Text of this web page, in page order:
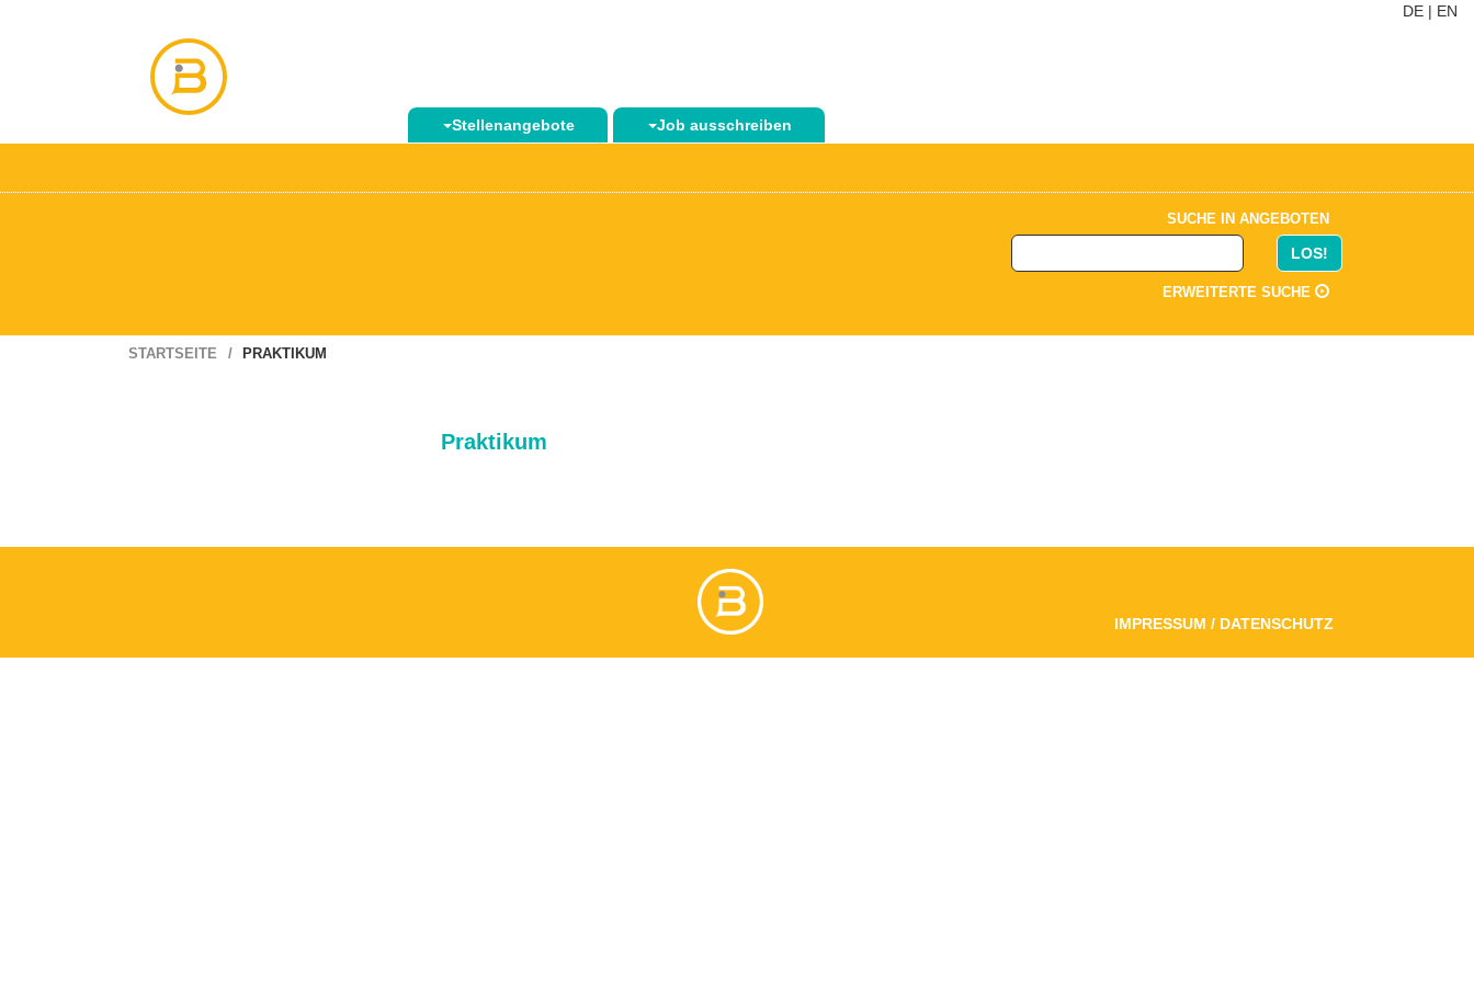
DE | EN
Stellenangebote Job ausschreiben
SUCHE IN ANGEBOTEN
LOS!
ERWEITERTE SUCHE
STARTSEITE PRAKTIKUM
Praktikum
IMPRESSUM / DATENSCHUTZ